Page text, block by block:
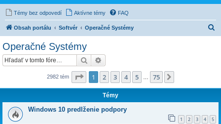
Témy bez odpovedí Aktívne témy FAQ
Obsah portálu Softvér Operačné Systémy
Operačné Systémy
Hľadať
2982 tém Strana z75
1 2 3 4 5 75
Témy
Windows 10 predlženie podpory
1 2 3 4 5